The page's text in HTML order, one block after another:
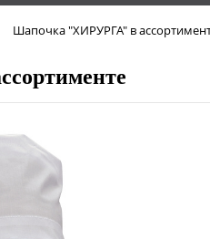
Шапочка "ХИРУРГА" в